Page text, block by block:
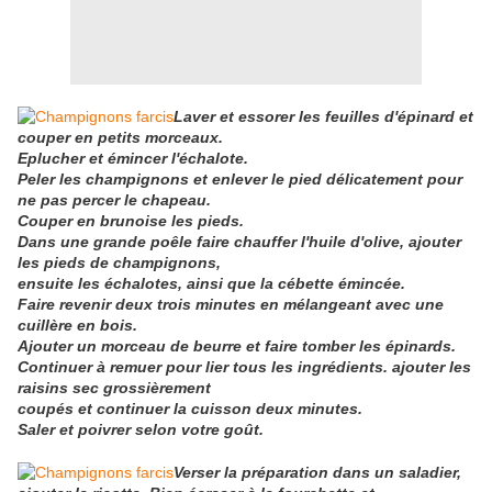
Laver et essorer les feuilles d'épinard et
couper en petits morceaux.
Eplucher et émincer l'échalote.
Peler les champignons et enlever le pied délicatement pour
ne pas percer le chapeau.
Couper en brunoise les pieds.
Dans une grande poêle faire chauffer l'huile d'olive, ajouter
les pieds de champignons,
ensuite les échalotes, ainsi que la cébette émincée.
Faire revenir deux trois minutes en mélangeant avec une
cuillère en bois.
Ajouter un morceau de beurre et faire tomber les épinards.
Continuer à remuer pour lier tous les ingrédients. ajouter les
raisins sec grossièrement
coupés et continuer la cuisson deux minutes.
Saler et poivrer selon votre goût.
Verser la préparation dans un saladier,